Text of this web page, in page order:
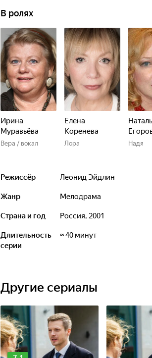
В ролях
Ирина
Муравьёва
Вера / вокал
Елена
Коренева
Лора Надя
Режиссёр Леонид Эйдлин
Жанр мелодрама
Страна и год Россия, 2001
Длительность
серии
≈ 40 минут
Другие сериалы